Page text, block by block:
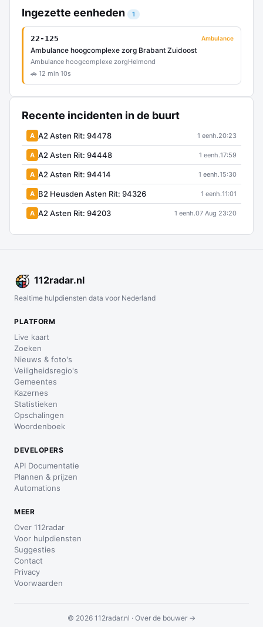
Ingezette eenheden 1
22-125 Ambulance
Ambulance hoogcomplexe zorg Brabant Zuidoost
Ambulance hoogcomplexe zorgHelmond
🚗 12 min 10s
Recente incidenten in de buurt
A A2 Asten Rit: 94478 1 eenh.20:23
A A2 Asten Rit: 94448 1 eenh.17:59
A A2 Asten Rit: 94414 1 eenh.15:30
A B2 Heusden Asten Rit: 94326 1 eenh.11:01
A A2 Asten Rit: 94203 1 eenh.07 Aug 23:20
112radar.nl
Realtime hulpdiensten data voor Nederland
PLATFORM
Live kaart
Zoeken
Nieuws & foto's
Veiligheidsregio's
Gemeentes
Kazernes
Statistieken
Opschalingen
Woordenboek
DEVELOPERS
API Documentatie
Plannen & prijzen
Automations
MEER
Over 112radar
Voor hulpdiensten
Suggesties
Contact
Privacy
Voorwaarden
© 2026 112radar.nl · Over de bouwer →